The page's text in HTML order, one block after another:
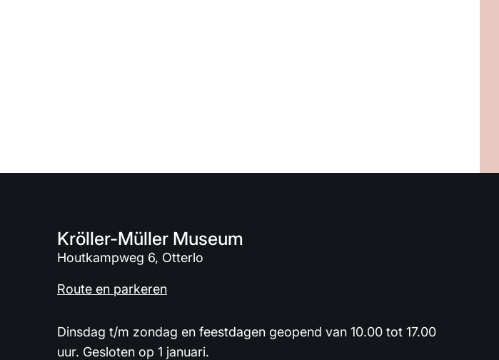
Kröller-Müller Museum
Houtkampweg 6, Otterlo
Route en parkeren
Dinsdag t/m zondag en feestdagen geopend van 10.00 tot 17.00
uur. Gesloten op 1 januari.